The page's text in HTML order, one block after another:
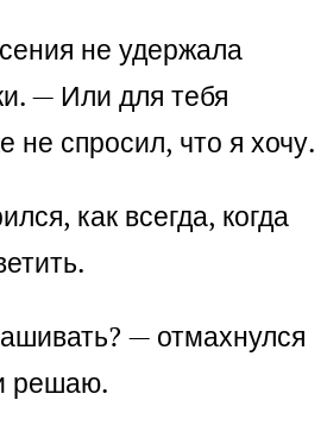
не удержала
— Или для тебя
не спросил, что я хочу.
как всегда, когда
— отмахнулся
решаю.